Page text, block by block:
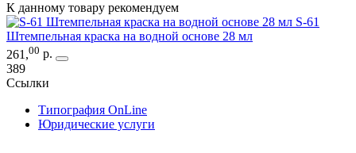
К данному товару рекомендуем
S-61
Штемпельная краска на водной основе 28 мл
261 ,00 р.
389
Ссылки
Типография OnLine
Юридические услуги